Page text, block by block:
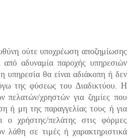
ούτε υποχρέωση αποζημίωσης
από αδυναμία παροχής υπηρεσιών
υπηρεσία θα είναι αδιάκοπη ή δεν
της φύσεως του Διαδικτύου. Η
πελατών/χρηστών για ζημίες που
ή μη της παραγγελίας τους ή για
ο χρήστης/πελάτης στις φόρμες
λάθη σε τιμές ή χαρακτηριστικά